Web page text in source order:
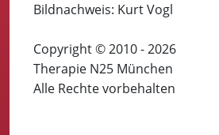
Bildnachweis: Kurt Vogl
Copyright © 2010 - 2026
Therapie N25 München
Alle Rechte vorbehalten